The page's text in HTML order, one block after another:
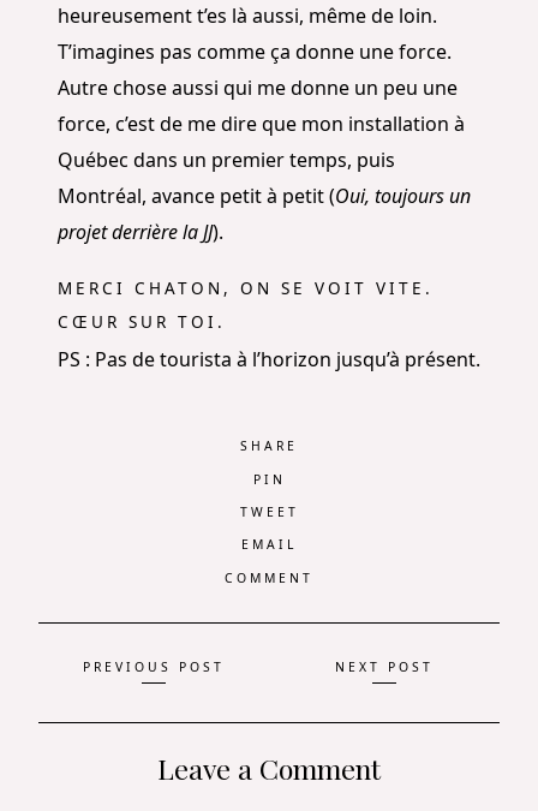
heureusement t’es là aussi, même de loin.
T’imagines pas comme ça donne une force.
Autre chose aussi qui me donne un peu une
force, c’est de me dire que mon installation à
Québec dans un premier temps, puis
Montréal, avance petit à petit (Oui, toujours un
projet derrière la JJ).
MERCI CHATON, ON SE VOIT VITE.
CŒUR SUR TOI.
PS : Pas de tourista à l’horizon jusqu’à présent.
SHARE
PIN
TWEET
EMAIL
COMMENT
Navigation
des
PREVIOUS POST NEXT POST
Leave a Comment